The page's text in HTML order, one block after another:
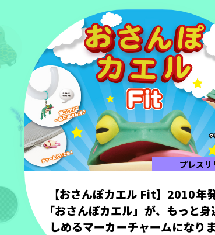
プレスリ
【おさんぽカエル Fit】2010年
「おさんぽカエル」が、もっと
しめるマーカーチャームになり